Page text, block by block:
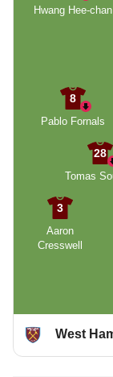
Hwang Hee-chan
8
Pablo Fornals
28
Tomas
3
Aaron
Cresswell
West